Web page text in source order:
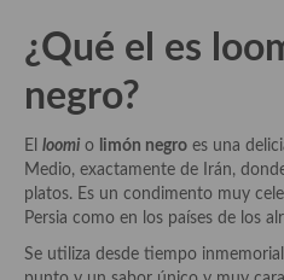
Especias, mezclas de especias
Hierbas aromáticas
Mojos y pastas
Sales y polvos
Salsas y mojos
¿Qué el es
negro?
El loomi o limón negro es una
Medio, exactamente de Irán,
platos. Es un condimento muy
Persia como en los países de los
Se utiliza desde tiempo